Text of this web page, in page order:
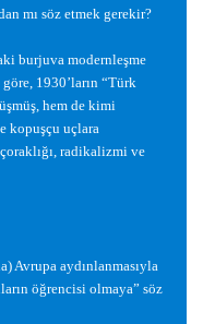
mı söz etmek gerekir?
burjuva modernleşme
1930’ların “Türk
şmüş, hem de kimi
kopuşçu uçlara
ğı, radikalizmi ve
Avrupa aydınlanmasıyla
öğrencisi olmaya” söz